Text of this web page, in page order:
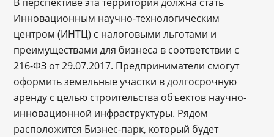
Инновационным научно-технологическим
центром (ИНТЦ) с налоговыми льготами и
преимуществами для бизнеса в соответствии с
216-ФЗ от 29.07.2017. Предприниматели смогут
оформить земельные участки в долгосрочную
аренду с целью строительства объектов научно-
инновационной инфраструктуры. Рядом
расположится Бизнес-парк, который будет